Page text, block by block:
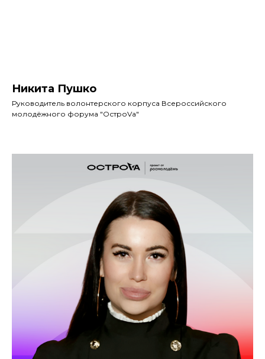
Никита Пушко
Руководитель волонтерского корпуса Всероссийского
молодёжного форума "ОстроVа"